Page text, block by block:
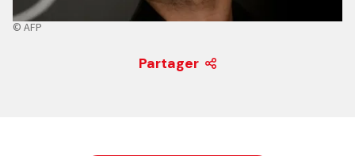
© AFP
Partager